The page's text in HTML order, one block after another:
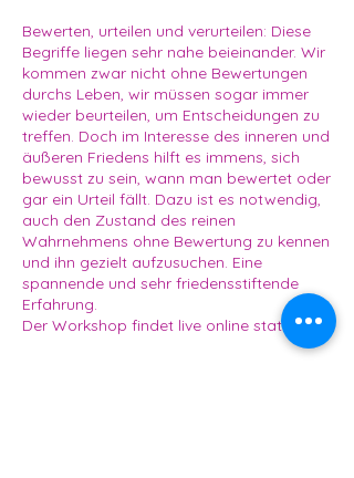
Bewerten, urteilen und verurteilen: Diese
Begriffe liegen sehr nahe beieinander. Wir
kommen zwar nicht ohne Bewertungen
durchs Leben, wir müssen sogar immer
wieder beurteilen, um Entscheidungen zu
treffen. Doch im Interesse des inneren und
äußeren Friedens hilft es immens, sich
bewusst zu sein, wann man bewertet oder
gar ein Urteil fällt. Dazu ist es notwendig,
auch den Zustand des reinen
Wahrnehmens ohne Bewertung zu kennen
und ihn gezielt aufzusuchen. Eine
spannende und sehr friedensstiftende
Erfahrung.
Der Workshop findet live online statt.